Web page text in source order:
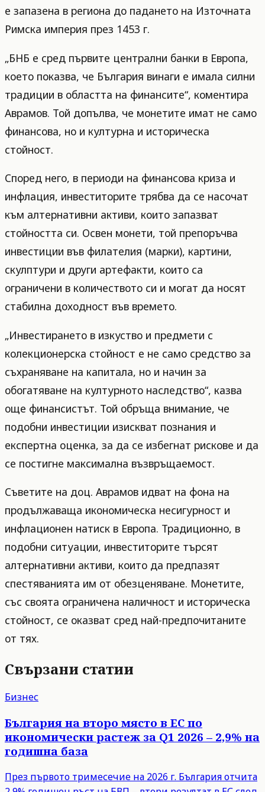
е запазена в региона до падането на Източната
Римска империя през 1453 г.
„БНБ е сред първите централни банки в Европа,
което показва, че България винаги е имала силни
традиции в областта на финансите“, коментира
Аврамов. Той допълва, че монетите имат не само
финансова, но и културна и историческа
стойност.
Според него, в периоди на финансова криза и
инфлация, инвеститорите трябва да се насочат
към алтернативни активи, които запазват
стойността си. Освен монети, той препоръчва
инвестиции във филателия (марки), картини,
скулптури и други артефакти, които са
ограничени в количеството си и могат да носят
стабилна доходност във времето.
„Инвестирането в изкуство и предмети с
колекционерска стойност е не само средство за
съхраняване на капитала, но и начин за
обогатяване на културното наследство“, казва
още финансистът. Той обръща внимание, че
подобни инвестиции изискват познания и
експертна оценка, за да се избегнат рискове и да
се постигне максимална възвръщаемост.
Съветите на доц. Аврамов идват на фона на
продължаваща икономическа несигурност и
инфлационен натиск в Европа. Традиционно, в
подобни ситуации, инвеститорите търсят
алтернативни активи, които да предпазят
спестяванията им от обезценяване. Монетите,
със своята ограничена наличност и историческа
стойност, се оказват сред най-предпочитаните
от тях.
Свързани статии
Бизнес
България на второ място в ЕС по
икономически растеж за Q1 2026 – 2,9% на
годишна база
През първото тримесечие на 2026 г. България отчита